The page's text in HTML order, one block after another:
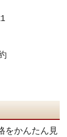
をかんたん見